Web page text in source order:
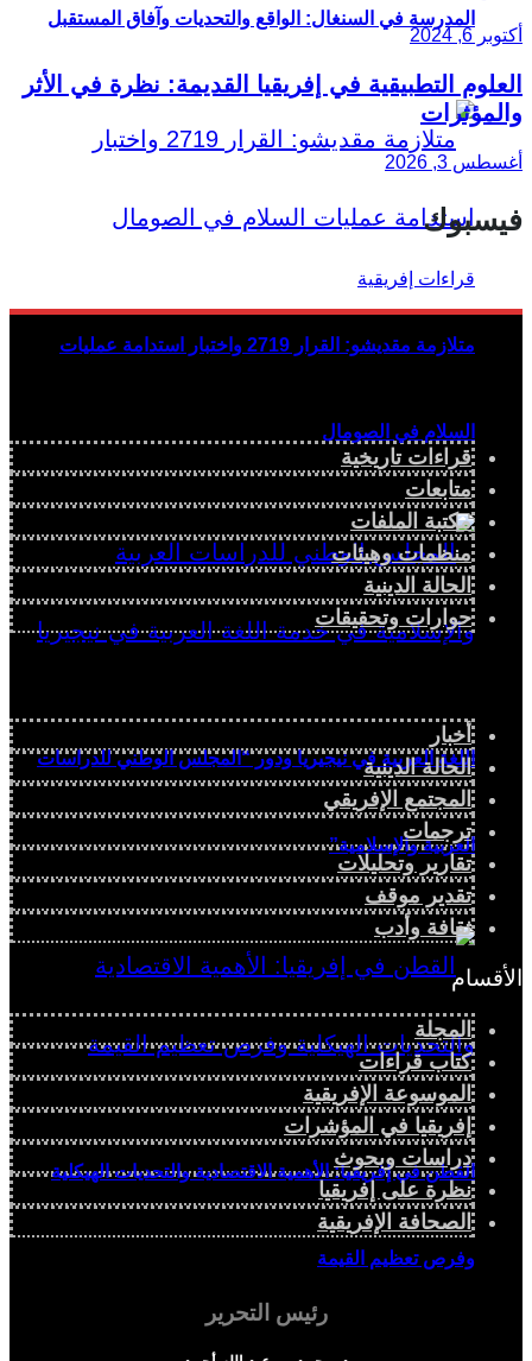
المدرسة في السنغال: الواقع والتحديات وآفاق المستقبل
متلازمة مقديشو: القرار 2719 واختبار استدامة عمليات
السلام في الصومال
اللغة العربية في نيجيريا ودور “المجلس الوطني للدراسات
العربية والإسلامية”
القطن في إفريقيا: الأهمية الاقتصادية والتحديات الهيكلية
وفرص تعظيم القيمة
أكتوبر 6, 2024
العلوم التطبيقية في إفريقيا القديمة: نظرة في الأثر
والمؤثرات
أغسطس 3, 2026
فيسبوك
قراءات تاريخية
متابعات
مكتبة الملفات
منظمات وهيئات
الحالة الدينية
حوارات وتحقيقات
أخبار
الحالة الدينية
المجتمع الإفريقي
ترجمات
تقارير وتحليلات
تقدير موقف
ثقافة وأدب
الأقسام
المجلة
كتاب قراءات
الموسوعة الإفريقية
إفريقيا في المؤشرات
دراسات وبحوث
نظرة على إفريقيا
الصحافة الإفريقية
رئيس التحرير